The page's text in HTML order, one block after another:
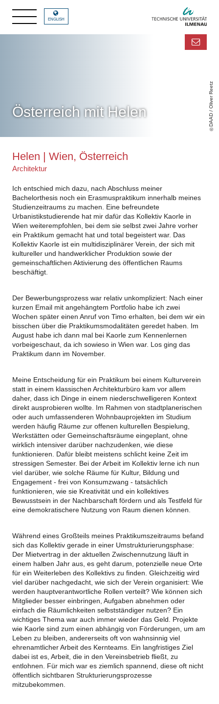
DAAD / Oliver Reetz
ENGLISH
Österreich mit Helen
Helen | Wien, Österreich
Architektur
Ich entschied mich dazu, nach Abschluss meiner
Bachelorthesis noch ein Erasmuspraktikum innerhalb meines
Studienzeitraums zu machen. Eine befreundete
Urbanistikstudierende hat mir dafür das Kollektiv Kaorle in
Wien weiterempfohlen, bei dem sie selbst zwei Jahre vorher
ein Praktikum gemacht hat und total begeistert war. Das
Kollektiv Kaorle ist ein multidisziplinärer Verein, der sich mit
kultureller und handwerklicher Produktion sowie der
gemeinschaftlichen Aktivierung des öffentlichen Raums
beschäftigt.
Der Bewerbungsprozess war relativ unkompliziert: Nach einer
kurzen Email mit angehängtem Portfolio habe ich zwei
Wochen später einen Anruf von Timo erhalten, bei dem wir ein
bisschen über die Praktikumsmodalitäten geredet haben. Im
August habe ich dann mal bei Kaorle zum Kennenlernen
vorbeigeschaut, da ich sowieso in Wien war. Los ging das
Praktikum dann im November.
Meine Entscheidung für ein Praktikum bei einem Kulturverein
statt in einem klassischen Architekturbüro kam vor allem
daher, dass ich Dinge in einem niederschwelligeren Kontext
direkt ausprobieren wollte. Im Rahmen von stadtplanerischen
oder auch umfassenderen Wohnbauprojekten im Studium
werden häufig Räume zur offenen kulturellen Bespielung,
Werkstätten oder Gemeinschaftsräume eingeplant, ohne
wirklich intensiver darüber nachzudenken, wie diese
funktionieren. Dafür bleibt meistens schlicht keine Zeit im
stressigen Semester. Bei der Arbeit im Kollektiv lerne ich nun
viel darüber, wie solche Räume für Kultur, Bildung und
Engagement - frei von Konsumzwang - tatsächlich
funktionieren, wie sie Kreativität und ein kollektives
Bewusstsein in der Nachbarschaft fördern und als Testfeld für
eine demokratischere Nutzung von Raum dienen können.
Während eines Großteils meines Praktikumszeitraums befand
sich das Kollektiv gerade in einer Umstrukturierungsphase:
Der Mietvertrag in der aktuellen Zwischennutzung läuft in
einem halben Jahr aus, es geht darum, potenzielle neue Orte
für ein Weiterleben des Kollektivs zu finden. Gleichzeitig wird
viel darüber nachgedacht, wie sich der Verein organisiert: Wie
werden hauptverantwortliche Rollen verteilt? Wie können sich
Mitglieder besser einbringen, Aufgaben abnehmen oder
einfach die Räumlichkeiten selbstständiger nutzen? Ein
wichtiges Thema war auch immer wieder das Geld. Projekte
wie Kaorle sind zum einen abhängig von Förderungen, um am
Leben zu bleiben, andererseits oft von wahnsinnig viel
ehrenamtlicher Arbeit des Kernteams. Ein langfristiges Ziel
dabei ist es, Arbeit, die in den Vereinsbetrieb fließt, zu
entlohnen. Für mich war es ziemlich spannend, diese oft nicht
öffentlich sichtbaren Strukturierungsprozesse
mitzubekommen.